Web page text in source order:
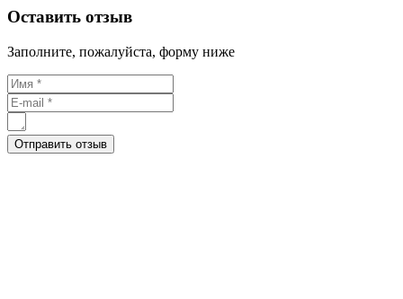
Оставить отзыв
Заполните, пожалуйста, форму ниже